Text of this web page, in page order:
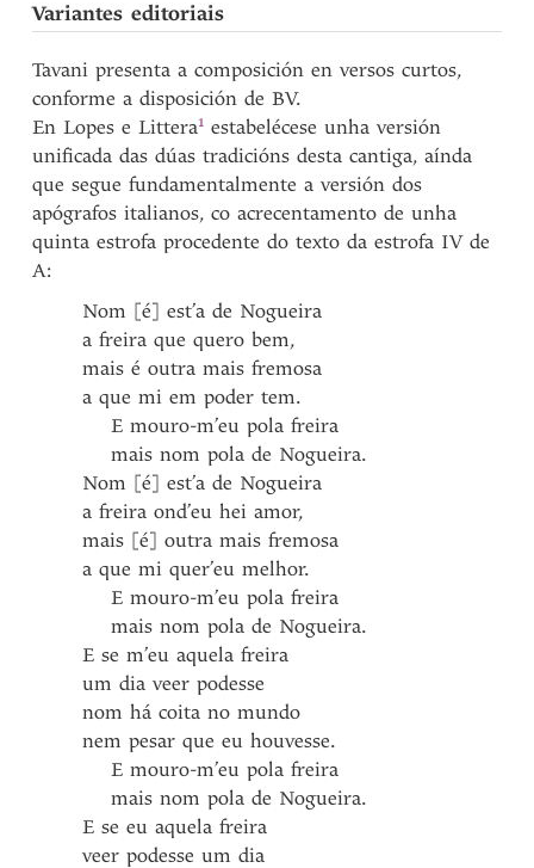
Variantes editoriais
Tavani presenta a composición en versos curtos,
conforme a disposición de BV.
En Lopes eLittera1 estabelécese unha versión
unificada das dúas tradicións desta cantiga, aínda
que segue fundamentalmente a versión dos
apógrafos italianos, co acrecentamento de unha
quinta estrofa procedente do texto da estrofa IV de
A:
Nom [é] est’a de Nogueira
a freira que quero bem,
mais é outra mais fremosa
a que mi em poder tem.
E mouro-m’eu pola freira
mais nom pola de Nogueira.
Nom [é] est’a de Nogueira
a freira ond’eu hei amor,
mais [é] outra mais fremosa
a que mi quer’eu melhor.
E mouro-m’eu pola freira
mais nom pola de Nogueira.
E se m’eu aquela freira
um dia veer podesse
nom há coita no mundo
nem pesar que eu houvesse.
E mouro-m’eu pola freira
mais nom pola de Nogueira.
E se eu aquela freira
veer podesse um dia